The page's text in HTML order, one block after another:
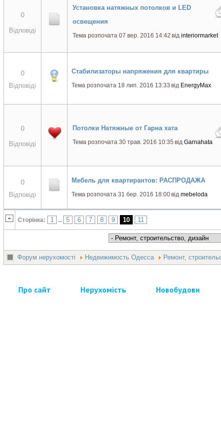
0
Відповіді
Установка натяжных потолков и LED
освещения
Тема розпочата 07 вер. 2016 14:42 від interiormarket
0
Відповіді
Стабилизаторы напряжения для квартиры
Тема розпочата 18 лип. 2016 13:33 від EnergyMax
0
Відповіді
Потолки Натяжные от Гарна хата
Тема розпочата 30 трав. 2016 10:35 від Garnahata
0
Відповіді
Мебель для квартирантов: РАСПРОДАЖА
Тема розпочата 31 бер. 2016 18:00від mebeloda
Сторінка: 1 ... 5 6 7 8 9 10 11
Форум нерухомості Недвижимость Одесса Ремонт,
Про сайт Нерухомість Новобудови